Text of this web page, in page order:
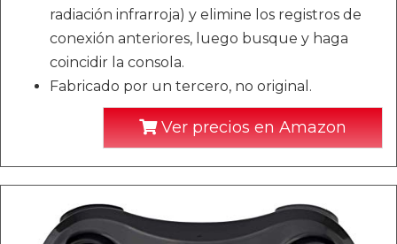
radiación infrarroja) y elimine los registros de
conexión anteriores, luego busque y haga
coincidir la consola.
Fabricado por un tercero, no original.
Ver precios en Amazon